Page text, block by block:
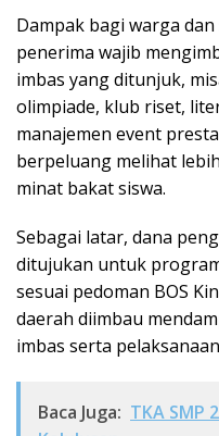
Dampak bagi warga
penerima wajib
imbas yang ditunjuk,
olimpiade, klub riset,
manajemen event
berpeluang melihat
minat bakat siswa.
Sebagai latar, dana
ditujukan untuk
sesuai pedoman BOS
daerah diimbau
imbas serta
Baca Juga: TKA SMP